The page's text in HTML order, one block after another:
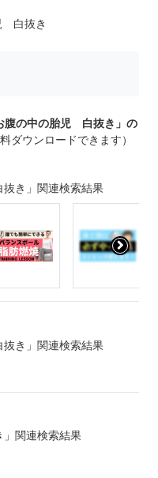
白抜き
腹の中の胎児 白抜き」の
ダウンロードできます）
き」関連検索結果
き」関連検索結果
関連検索結果